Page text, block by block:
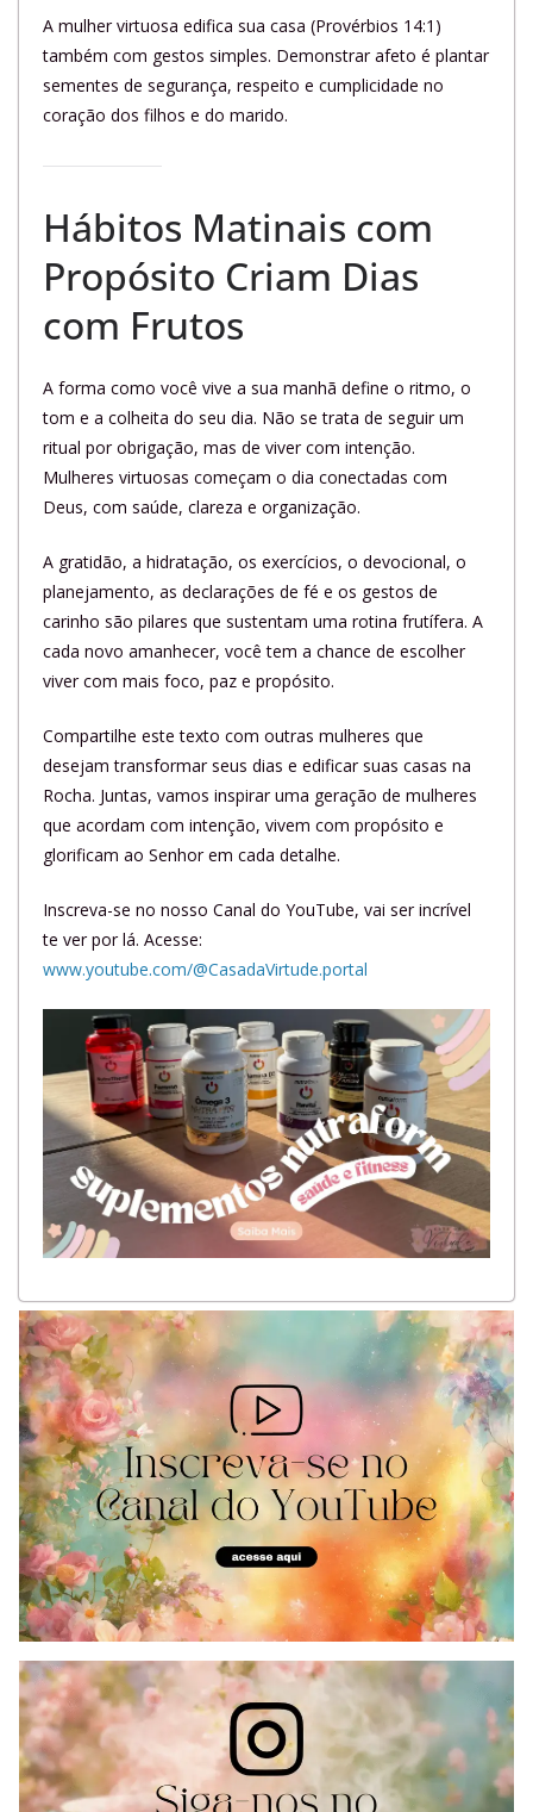
A mulher virtuosa edifica sua casa (Provérbios 14:1)
também com gestos simples. Demonstrar afeto é plantar
sementes de segurança, respeito e cumplicidade no
coração dos filhos e do marido.
Hábitos Matinais com
Propósito Criam Dias
com Frutos
A forma como você vive a sua manhã define o ritmo, o
tom e a colheita do seu dia. Não se trata de seguir um
ritual por obrigação, mas de viver com intenção.
Mulheres virtuosas começam o dia conectadas com
Deus, com saúde, clareza e organização.
A gratidão, a hidratação, os exercícios, o devocional, o
planejamento, as declarações de fé e os gestos de
carinho são pilares que sustentam uma rotina frutífera. A
cada novo amanhecer, você tem a chance de escolher
viver com mais foco, paz e propósito.
Compartilhe este texto com outras mulheres que
desejam transformar seus dias e edificar suas casas na
Rocha. Juntas, vamos inspirar uma geração de mulheres
que acordam com intenção, vivem com propósito e
glorificam ao Senhor em cada detalhe.
Inscreva-se no nosso Canal do YouTube, vai ser incrível
te ver por lá. Acesse:
www.youtube.com/@CasadaVirtude.portal